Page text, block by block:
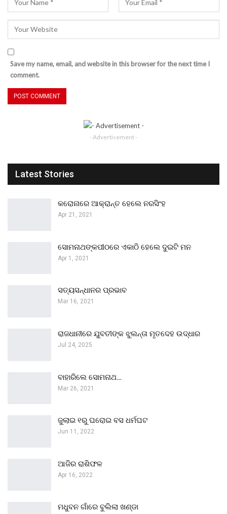
Save my name, email, and website in this browser for the next time I
comment.
- Advertisement -
Latest Stories
କରୋନାରେ ଆକ୍ରାନ୍ତ ହେଲେ ନରସିଂହ
Apr 21, 2021
ସୋମନାଥଙ୍କପୀଠରେ ଏକାଠି ହେଲେ ଦୁଇଟି ମନ
Apr 1, 2021
ସତ୍ୟସନ୍ଧାନର ପ୍ରଭାବ
Mar 16, 2021
ରାଜଧାନୀରେ ଯୁବତୀଙ୍କ ଝୁଲନ୍ତା ମୃତଦେହ ଉଦ୍ଧାର
Jul 24, 2025
ବାହାରିଲେ ସୋମନାଥ…
Mar 26, 2021
ଜୁଲାଇ ୧ରୁ ଘରୋଇ ବସ ଧର୍ମଘଟ
Jun 11, 2022
ଆଜିର ରାଶିଫଳ
Apr 16, 2022
ମଧୁବନ ଗାଁରେ ବୁଲିଲା ଖଣ୍ଡା